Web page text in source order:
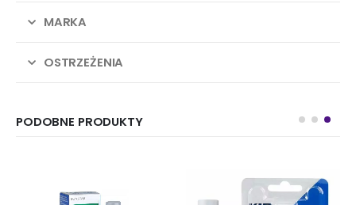
MARKA
OSTRZEŻENIA
PODOBNE PRODUKTY